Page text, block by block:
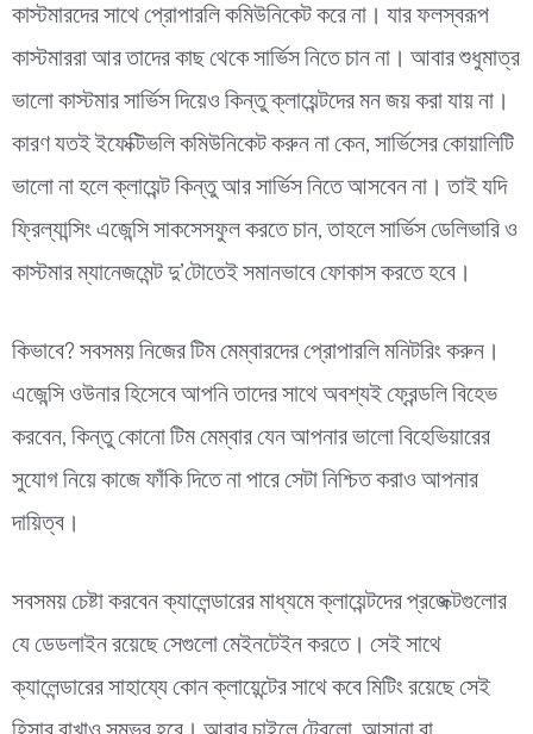
কাস্টমারদের সাথে প্রোপারলি কমিউনিকেট করে না। যার ফলস্বরূপ
কাস্টমাররা আর তাদের কাছ থেকে সার্ভিস নিতে চান না। আবার শুধুমাত্র
ভালো কাস্টমার সার্ভিস দিয়েও কিন্তু ক্লায়েন্টদের মন জয় করা যায় না।
কারণ যতই ইফেক্টিভলি কমিউনিকেট করুন না কেন, সার্ভিসের কোয়ালিটি
ভালো না হলে ক্লায়েন্ট কিন্তু আর সার্ভিস নিতে আসবেন না।তাই যদি
ফ্রিল্যান্সিং এজেন্সি সাকসেসফুল করতে চান, তাহলে সার্ভিস ডেলিভারি ও
কাস্টমার ম্যানেজমেন্ট দু’টোতেই সমানভাবে ফোকাস করতে হবে।
কিভাবে? সবসময় নিজের টিম মেম্বারদের প্রোপারলি মনিটরিং করুন।
এজেন্সি ওউনার হিসেবে আপনি তাদের সাথে অবশ্যই ফ্রেন্ডলি বিহেভ
করবেন, কিন্তু কোনো টিম মেম্বার যেন আপনার ভালো বিহেভিয়ারের
সুযোগ নিয়ে কাজে ফাঁকি দিতে না পারে সেটা নিশ্চিত করাও আপনার
দায়িত্ব।
সবসময় চেষ্টা করবেন ক্যালেন্ডারের মাধ্যমে ক্লায়েন্টদের প্রজেক্টগুলোর
যে ডেডলাইন রয়েছে সেগুলো মেইনটেইন করতে। সেই সাথে
ক্যালেন্ডারের সাহায্যে কোন ক্লায়েন্টের সাথে কবে মিটিং রয়েছে সেই